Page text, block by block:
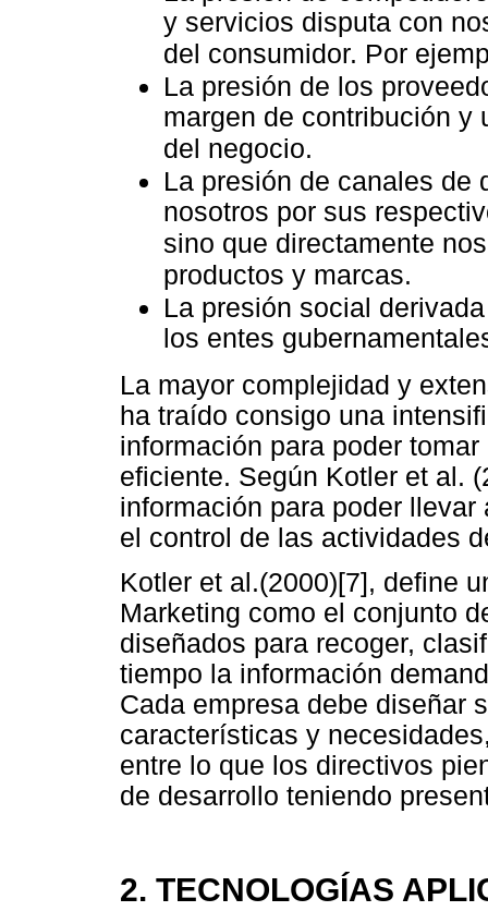
y servicios disputa con
del consumidor. Por
La presión de los
margen de contribución
del negocio.
La presión de canales de
nosotros por sus
sino que directamente
productos y marcas.
La presión social
los entes
La mayor complejidad y
ha traído consigo una
información para poder
eficiente. Según Kotler et al.
información para poder
el control de las actividades
Kotler et al.(2000)[7], define
Marketing como el conjunto
diseñados para recoger,
tiempo la información
Cada empresa debe diseñar
características y
entre lo que los directivos
de desarrollo teniendo
2. TECNOLOGÍAS